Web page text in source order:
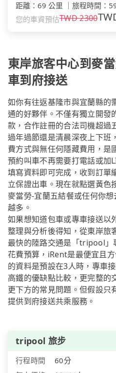
距離 ： 69 公里 旅程時間 ：
您的車資預估TWD2300
東岸旅客中心到麥
車到府接送
如你有往返基隆市與宜蘭縣
通的好夥伴。不僅有獨立開發
款，合作註冊的合法司機超過
過年過節還是清晨深夜上下班
費方式與無任何隱藏費用，是
預約叫車不再需要打電話或加
填寫資料即可完成，收到訂單
立保證出車。現在就點選黃色
麥當勞-宜蘭五結餐或任何你
越多。
如果想知道包車或專車接送以
整理與分析後得知，從東岸旅
最快的陸路交通是「tripool」
花費預算，iRent是最便宜且
的資料是預設在3人時，專車
高鐵的優缺點比較，更完整的
更下方的常見問題。但假設
提供到府接送共乘服務。
tripool 旅步
行程時間
60分